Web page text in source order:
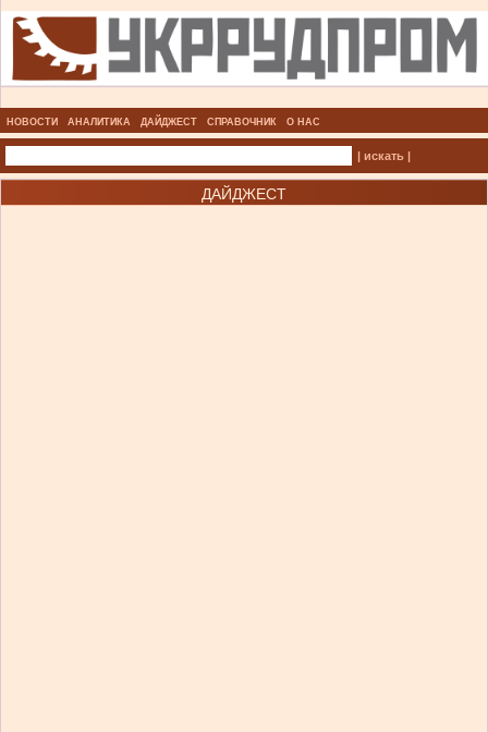
НОВОСТИ АНАЛИТИКА ДАЙДЖЕСТ СПРАВОЧНИК О НАС
| искать |
ДАЙДЖЕСТ